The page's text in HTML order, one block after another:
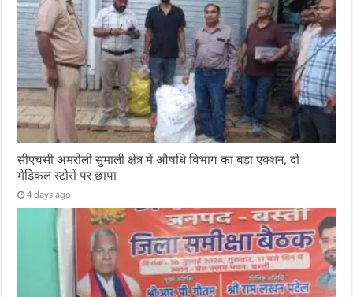
सीएचसी अमरोली सुमाली क्षेत्र में औषधि विभाग का बड़ा एक्शन, दो
मेडिकल स्टोरों पर छापा
4 days ago